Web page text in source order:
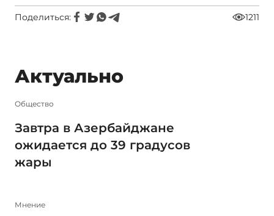
Поделиться: 1211
Актуально
Общество
Завтра в Азербайджане
ожидается до 39 градусов
жары
Мнение